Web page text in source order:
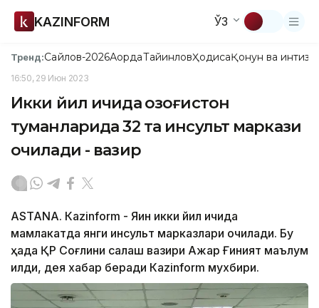
KAZINFORM ЎЗ
Тренд:Сайлов-2026АқордаТайинловҲодисаҚонун ва
16:50, 29 Июн 2023
Икки йил ичида Қозоғистон
туманларида 32 та инсульт маркази
очилади - вазир
ASTANА. Кazinform - Яқин икки йил ичида
мамлакатда янги инсульт марказлари очилади. Бу
ҳақда ҚР Соғлиқни сақлаш вазири Ажар Ғиният маълум
қилди, дея хабар беради Кazinform мухбири.